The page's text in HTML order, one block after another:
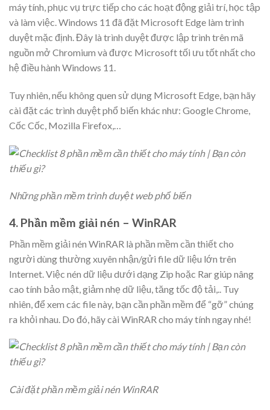
máy tính, phục vụ trực tiếp cho các hoạt động giải trí, học tập
và làm việc. Windows 11 đã đặt Microsoft Edge làm trình
duyệt mặc định. Đây là trình duyệt được lập trình trên mã
nguồn mở Chromium và được Microsoft tối ưu tốt nhất cho
hệ điều hành Windows 11.
Tuy nhiên, nếu không quen sử dụng Microsoft Edge, bạn hãy
cài đặt các trình duyệt phổ biến khác như: Google Chrome,
Cốc Cốc, Mozilla Firefox,…
Những phần mềm trình duyệt web phổ biến
4. Phần mềm giải nén – WinRAR
Phần mềm giải nén WinRAR là phần mềm cần thiết cho
người dùng thường xuyên nhận/gửi file dữ liệu lớn trên
Internet. Việc nén dữ liệu dưới dạng Zip hoặc Rar giúp nâng
cao tính bảo mật, giảm nhẹ dữ liệu, tăng tốc độ tải,.. Tuy
nhiên, để xem các file này, bạn cần phần mềm để “gỡ” chúng
ra khỏi nhau. Do đó, hãy cài WinRAR cho máy tính ngay nhé!
Cài đặt phần mềm giải nén WinRAR